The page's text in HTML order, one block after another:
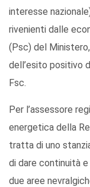
interesse
rivenienti dalle
(Psc) del
dell’esito positivo
Fsc.
Per l’assessore
energetica della
tratta di uno
di dare continuità
due aree